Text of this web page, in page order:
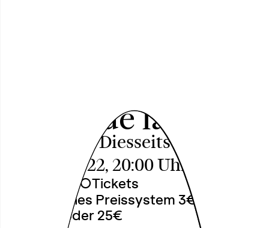
Bruits de la Rue
De ce coté / Diesseits
Fr, 14.10.2022, 20:00 Uhr
○Tickets
Solidarisches Preissystem 3€, 5€, 10€,
15€, 20€ oder 25€